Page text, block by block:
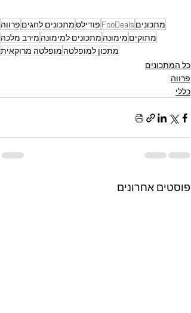
מתכונים FooDeals פודילסמתכונים לחגים פרווה
מתוקים מימונה מתכונים למימונה מירב מלכה
מתכון למופלטה מופלטה מרוקאית
כל המתכונים
פרווה
כללי
פוסטים אחרונים